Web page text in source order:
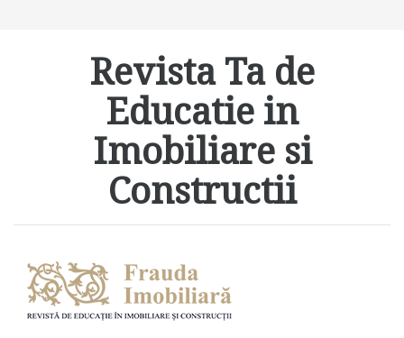
Revista Ta de
Educatie in
Imobiliare si
Constructii